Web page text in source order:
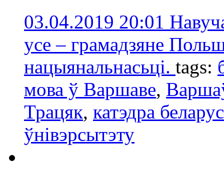
03.04.2019 20:01
усе – грамадзяне
нацыянальнасьці. tags:
мова ў Варшаве,
Трацяк, катэдра
ўнівэрсытэту